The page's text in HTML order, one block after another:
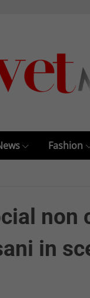
Fashion
non
in